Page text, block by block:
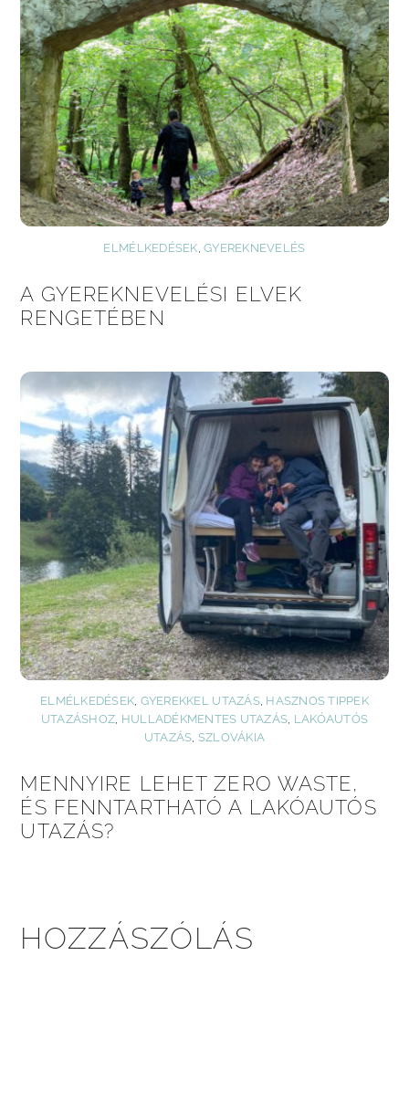
ELMÉLKEDÉSEK,GYEREKNEVELÉS
A GYEREKNEVELÉSI ELVEK
RENGETÉBEN
ELMÉLKEDÉSEK, GYEREKKEL UTAZÁS, HASZNOS TIPPEK
UTAZÁSHOZ, HULLADÉKMENTES UTAZÁS, LAKÓAUTÓS
UTAZÁS, SZLOVÁKIA
MENNYIRE LEHET ZERO WASTE,
ÉS FENNTARTHATÓ A LAKÓAUTÓS
UTAZÁS?
HOZZÁSZÓLÁS